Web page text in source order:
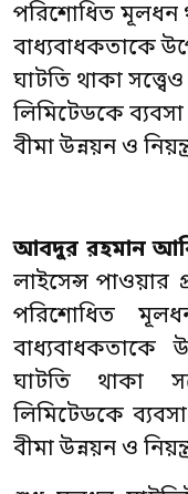
পরিশোধিত মূলধন
বাধ্যবাধকতাকে
ঘাটতি থাকা
লিমিটেডকে
বীমা উন্নয়ন ও
আবদুর রহমান
লাইসেন্স পাওয়ার
পরিশোধিত
বাধ্যবাধকতাকে
ঘাটতি থাকা
লিমিটেডকে
বীমা উন্নয়ন ও